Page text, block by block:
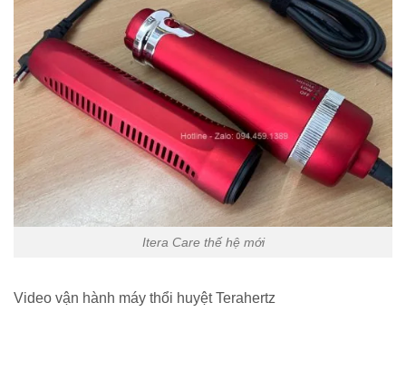
Itera Care thế hệ mới
Video vận hành máy thổi huyệt Terahertz